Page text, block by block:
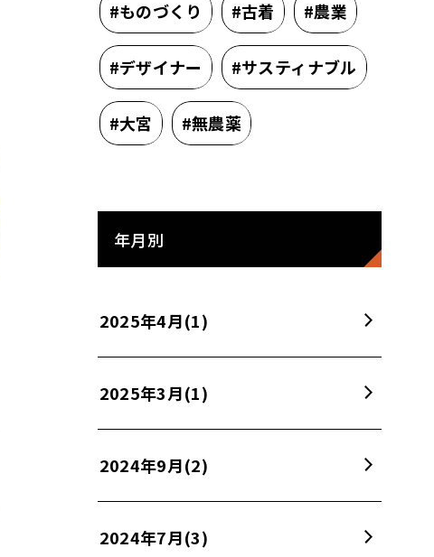
#ものづくり #古着 #農業
#デザイナー #サスティナブル
#大宮 #無農薬
年月別
2025年4月(1)
2025年3月(1)
2024年9月(2)
2024年7月(3)